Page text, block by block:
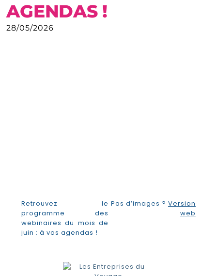
AGENDAS !
28/05/2026
Retrouvez le
programme des
webinaires du mois de
juin : à vos agendas !
Pas d’images ? Version
web